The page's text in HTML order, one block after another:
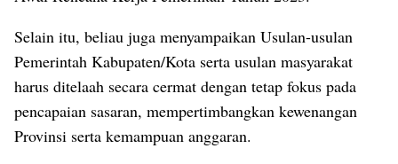
Selain itu, beliau juga menyampaikan Usulan-usulan
Pemerintah Kabupaten/Kota serta usulan masyarakat
harus ditelaah secara cermat dengan tetap fokus pada
pencapaian sasaran, mempertimbangkan kewenangan
Provinsi serta kemampuan anggaran.